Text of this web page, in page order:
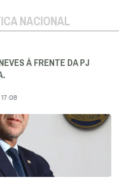
NACIONAL
À FRENTE DA PJ
17:08